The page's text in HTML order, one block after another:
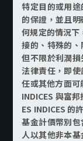
退
特定目的或用
的保證，並且
何規定的情況下
接的、特殊的
但不限於利潤
法律責任，即
任或其他方面可
INDICES 與富
ES INDICES 的
基金計價幣別
人以其他非本